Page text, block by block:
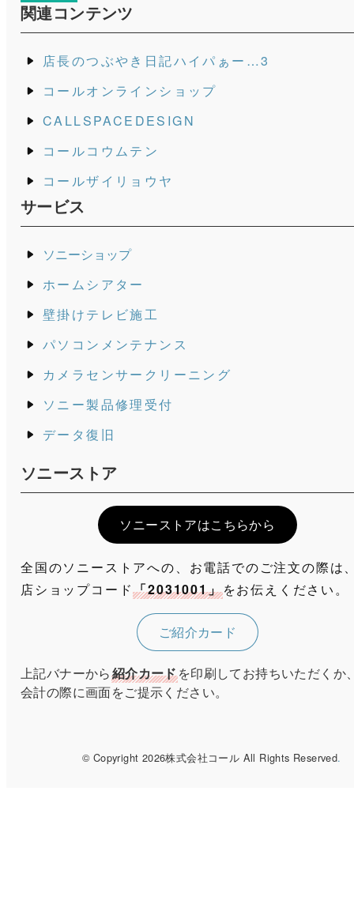
関連コンテンツ
店長のつぶやき日記ハイパぁー…3
コールオンラインショップ
CALLSPACEDESIGN
コールコウムテン
コールザイリョウヤ
サービス
ソニーショップ
ホームシアター
壁掛けテレビ施工
パソコンメンテナンス
カメラセンサークリーニング
ソニー製品修理受付
データ復旧
ソニーストア
ソニーストアはこちらから
全国のソニーストアへの、お電話でのご注文の際は
店ショップコード「2031001」をお伝えください。
ご紹介カード
上記バナーから紹介カードを印刷してお持ちいただくか
会計の際に画面をご提示ください。
© Copyright 2026株式会社コール All Rights Reserved.